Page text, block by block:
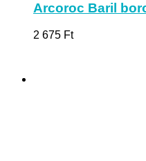
Arcoroc Baril
2 675 Ft